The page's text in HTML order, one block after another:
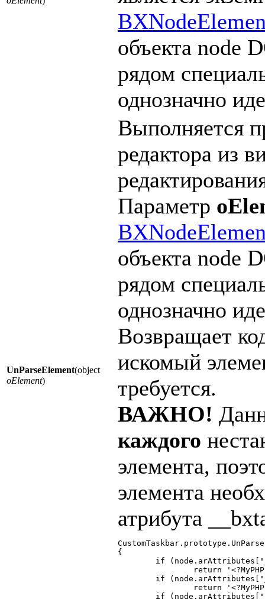
объекта node
рядом
однозначно
UnParseElement(object
oElement)
Выполняется
редактора из
Параметр
объекта node
рядом
однозначно
Возвращает
искомый
требуется.
ВАЖНО!
каждого
элемента,
элемента
атрибута
{